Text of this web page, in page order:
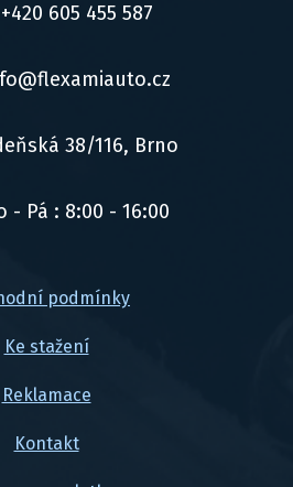
+420 605 455 587
38/116, Brno
- Pá : 8:00 - 16:00
podmínky
Ke stažení
Reklamace
Kontakt